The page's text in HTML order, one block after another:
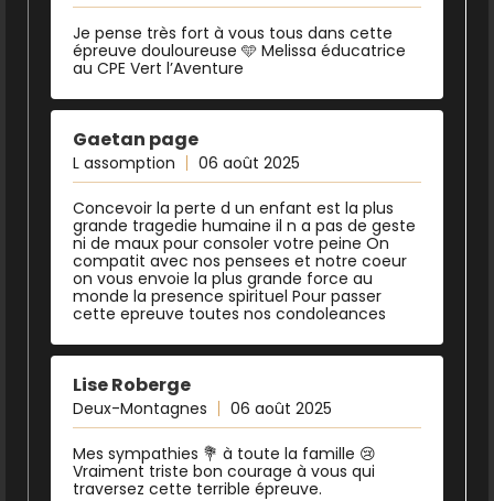
Je pense très fort à vous tous dans cette
épreuve douloureuse 🩵 Melissa éducatrice
au CPE Vert l’Aventure
Gaetan page
L assomption 06 août 2025
Concevoir la perte d un enfant est la plus
grande tragedie humaine il n a pas de geste
ni de maux pour consoler votre peine On
compatit avec nos pensees et notre coeur
on vous envoie la plus grande force au
monde la presence spirituel Pour passer
cette epreuve toutes nos condoleances
Lise Roberge
Deux-Montagnes 06 août 2025
Mes sympathies 💐 à toute la famille 😢
Vraiment triste bon courage à vous qui
traversez cette terrible épreuve.